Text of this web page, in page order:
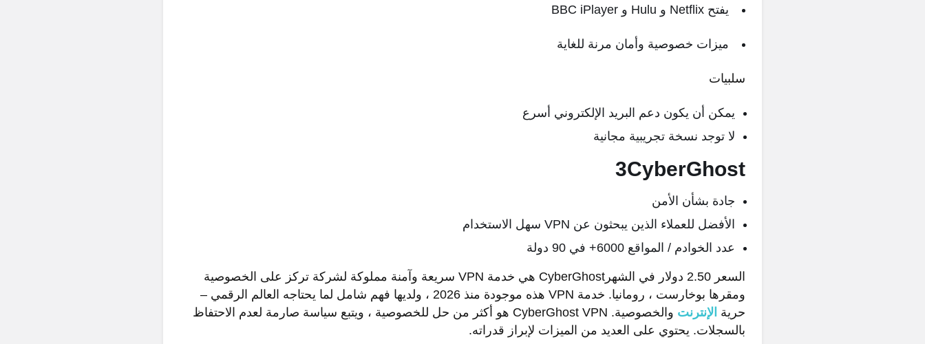
يفتح Netflix و Hulu و BBC iPlayer
ميزات خصوصية وأمان مرنة للغاية
سلبيات
يمكن أن يكون دعم البريد الإلكتروني أسرع
لا توجد نسخة تجريبية مجانية
3CyberGhost
جادة بشأن الأمن
الأفضل للعملاء الذين يبحثون عن VPN سهل الاستخدام
عدد الخوادم / المواقع 6000+ في 90 دولة
السعر 2.50 دولار في الشهرCyberGhost هي خدمة VPN سريعة وآمنة مملوكة لشركة تركز على الخصوصية
ومقرها بوخارست ، رومانيا. خدمة VPN هذه موجودة منذ 2026 ، ولديها فهم شامل لما يحتاجه العالم الرقمي –
حرية الإنترنت
والخصوصية. CyberGhost VPN هو أكثر من حل للخصوصية ، ويتبع سياسة صارمة لعدم الاحتفاظ
بالسجلات. يحتوي على العديد من الميزات لإبراز قدراته.